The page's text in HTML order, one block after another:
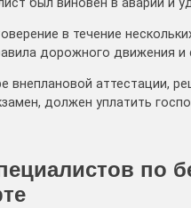
в течение
дорожного движения
внеплановой аттестации,
должен уплатить
по